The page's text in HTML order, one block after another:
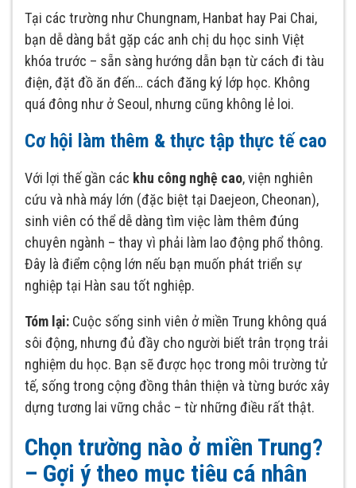
Tại các trường như Chungnam, Hanbat hay Pai Chai,
bạn dễ dàng bắt gặp các anh chị du học sinh Việt
khóa trước – sẵn sàng hướng dẫn bạn từ cách đi tàu
điện, đặt đồ ăn đến… cách đăng ký lớp học. Không
quá đông như ở Seoul, nhưng cũng không lẻ loi.
Cơ hội làm thêm & thực tập thực tế cao
Với lợi thế gần các khu công nghệ cao, viện nghiên
cứu và nhà máy lớn (đặc biệt tại Daejeon, Cheonan),
sinh viên có thể dễ dàng tìm việc làm thêm đúng
chuyên ngành – thay vì phải làm lao động phổ thông.
Đây là điểm cộng lớn nếu bạn muốn phát triển sự
nghiệp tại Hàn sau tốt nghiệp.
Tóm lại: Cuộc sống sinh viên ở miền Trung không quá
sôi động, nhưng đủ đầy cho người biết trân trọng trải
nghiệm du học. Bạn sẽ được học trong môi trường tử
tế, sống trong cộng đồng thân thiện và từng bước xây
dựng tương lai vững chắc – từ những điều rất thật.
Chọn trường nào ở miền Trung?
– Gợi ý theo mục tiêu cá nhân